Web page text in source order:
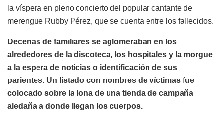
la víspera en pleno concierto del popular cantante de
merengue Rubby Pérez, que se cuenta entre los fallecidos.
Decenas de familiares se aglomeraban en los
alrededores de la discoteca, los hospitales y la morgue
a la espera de noticias o identificación de sus
parientes. Un listado con nombres de víctimas fue
colocado sobre la lona de una tienda de campaña
aledaña a donde llegan los cuerpos.